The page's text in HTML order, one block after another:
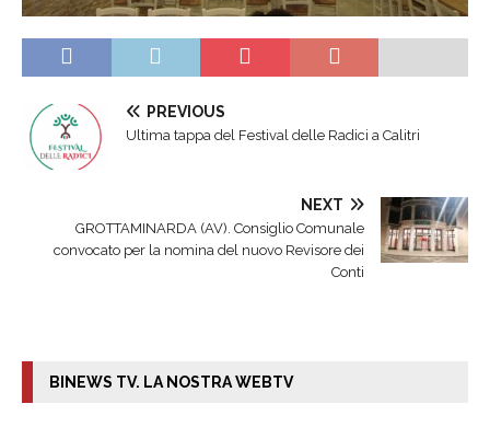
PREVIOUS
Ultima tappa del Festival delle Radici a Calitri
NEXT
GROTTAMINARDA (AV). Consiglio Comunale
convocato per la nomina del nuovo Revisore dei
Conti
BINEWS TV. LA NOSTRA WEBTV